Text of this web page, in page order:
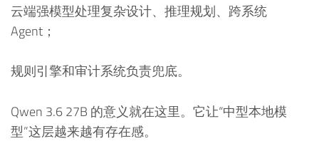
云端强模型处理复杂设计、推理规划、跨系统
Agent；
规则引擎和审计系统负责兜底。
Qwen 3.6 27B 的意义就在这里。它让“中型本地模
型”这层越来越有存在感。